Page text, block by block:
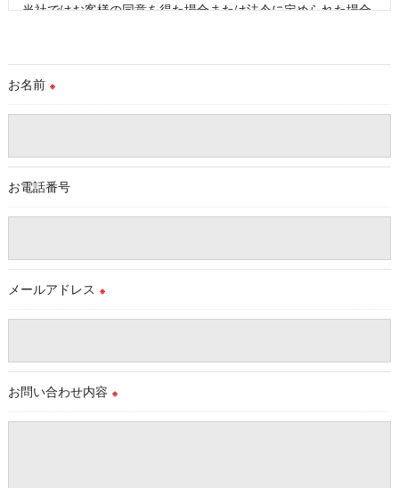
当社ではお客様の同意を得た場合または法令に定められた場合
＜個人情報の委託について＞
当社では、利用目的の達成に必要な範囲において、個人情報を
これらの委託先に対しては個人情報保護契約等の措置をとり、
適切な監督を行います。
＜個人情報の安全管理＞
理対策を実施します。
＜個人情報の開示･訂正・削除･利用停止の手続について＞
お名前 ※
お電話番号
メールアドレス ※
お問い合わせ内容 ※